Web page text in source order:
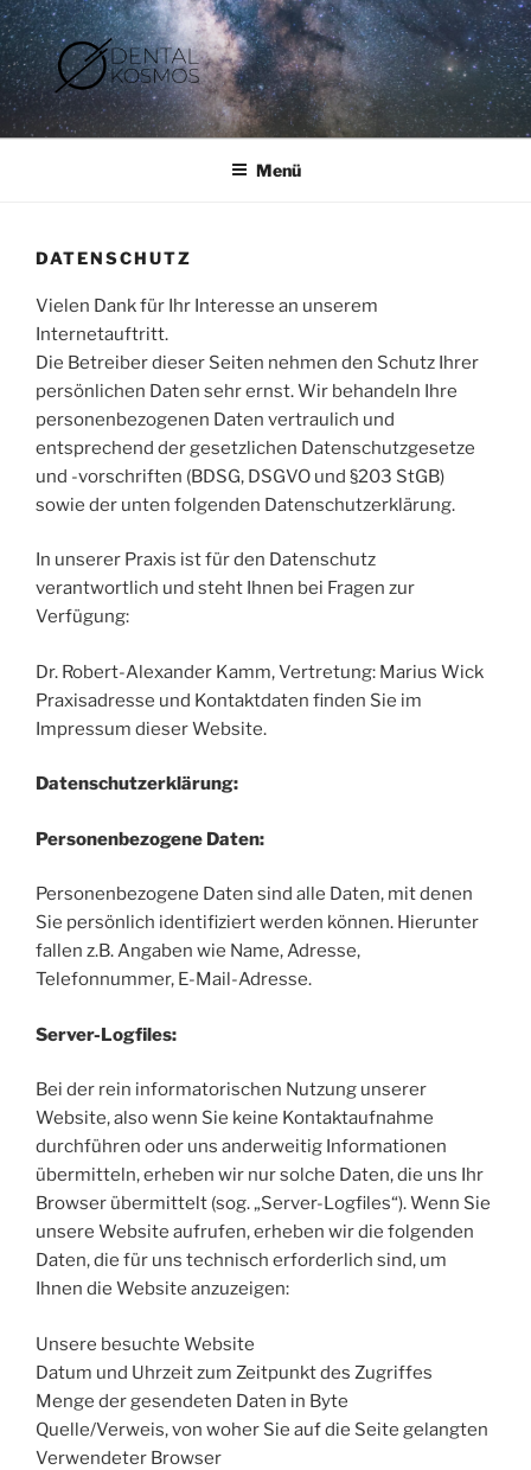
Zum
Inhalt
springen
ZAHNARZTPRAXIS DR. R. – A.
Zahnarztpraxis Dr. R. -A. Kamm
Menü
DATENSCHUTZ
Vielen Dank für Ihr Interesse an unserem
Internetauftritt.
Die Betreiber dieser Seiten nehmen den Schutz Ihrer
persönlichen Daten sehr ernst. Wir behandeln Ihre
personenbezogenen Daten vertraulich und
entsprechend der gesetzlichen Datenschutzgesetze
und -vorschriften (BDSG, DSGVO und §203 StGB)
sowie der unten folgenden Datenschutzerklärung.
In unserer Praxis ist für den Datenschutz
verantwortlich und steht Ihnen bei Fragen zur
Verfügung:
Dr. Robert-Alexander Kamm, Vertretung: Marius Wick
Praxisadresse und Kontaktdaten finden Sie im
Impressum dieser Website.
Datenschutzerklärung:
Personenbezogene Daten:
Personenbezogene Daten sind alle Daten, mit denen
Sie persönlich identifiziert werden können. Hierunter
fallen z.B. Angaben wie Name, Adresse,
Telefonnummer, E-Mail-Adresse.
Server-Logfiles:
Bei der rein informatorischen Nutzung unserer
Website, also wenn Sie keine Kontaktaufnahme
durchführen oder uns anderweitig Informationen
übermitteln, erheben wir nur solche Daten, die uns Ihr
Browser übermittelt (sog. „Server-Logfiles“). Wenn Sie
unsere Website aufrufen, erheben wir die folgenden
Daten, die für uns technisch erforderlich sind, um
Ihnen die Website anzuzeigen:
Unsere besuchte Website
Datum und Uhrzeit zum Zeitpunkt des Zugriffes
Menge der gesendeten Daten in Byte
Quelle/Verweis, von woher Sie auf die Seite gelangten
Verwendeter Browser